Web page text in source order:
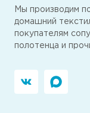
Мы производим
домашний
покупателям
полотенца и